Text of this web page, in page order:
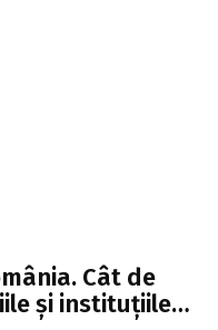
Cât de
şi instituţiile…